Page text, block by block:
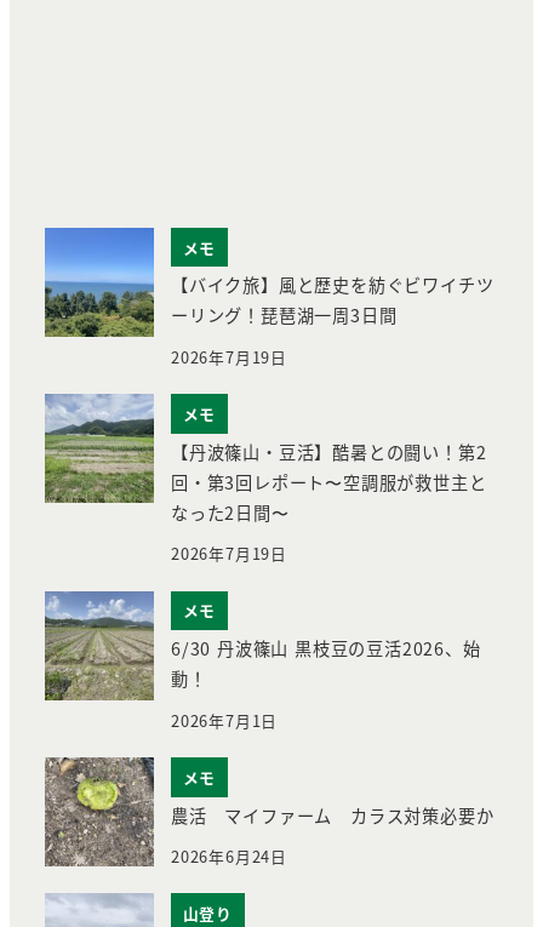
メモ
【バイク旅】風と歴史を紡ぐビワイチツ
ーリング！琵琶湖一周3日間
2026年7月19日
メモ
【丹波篠山・豆活】酷暑との闘い！第2
回・第3回レポート〜空調服が救世主と
なった2日間〜
2026年7月19日
メモ
6/30 丹波篠山 黒枝豆の豆活2026、始
動！
2026年7月1日
メモ
農活 マイファーム カラス対策必要か
2026年6月24日
山登り